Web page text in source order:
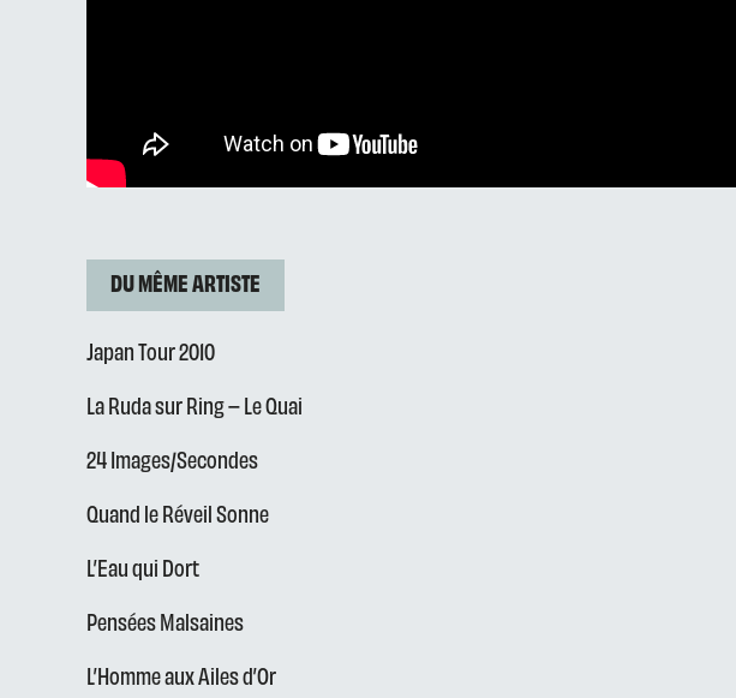
DU MÊME ARTISTE
Japan Tour 2010
La Ruda sur Ring – Le Quai
24 Images/Secondes
Quand le Réveil Sonne
L’Eau qui Dort
Pensées Malsaines
L’Homme aux Ailes d’Or